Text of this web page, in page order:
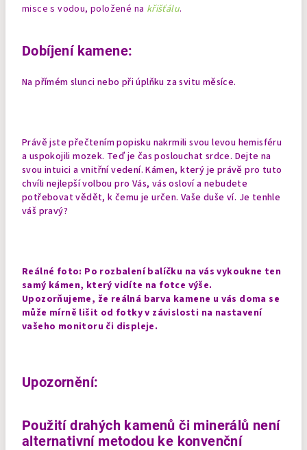
misce s vodou, položené na křišťálu.
Dobíjení kamene:
Na přímém slunci nebo při úplňku za svitu měsíce.
Právě jste přečtením popisku nakrmili svou levou hemisféru
a uspokojili mozek. Teď je čas poslouchat srdce. Dejte na
svou intuici a vnitřní vedení. Kámen, který je právě pro tuto
chvíli nejlepší volbou pro Vás, vás osloví a nebudete
potřebovat vědět, k čemu je určen. Vaše duše ví. Je tenhle
váš pravý?
Reálné foto: Po rozbalení balíčku na vás vykoukne ten
samý kámen, který vidíte na fotce výše.
Upozorňujeme, že reálná barva kamene u vás doma se
může mírně lišit od fotky v závislosti na nastavení
vašeho monitoru či displeje.
Upozornění:
Použití drahých kamenů či minerálů není
alternativní metodou ke konvenční